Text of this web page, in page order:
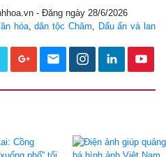
- Đăng ngày 28/6/2026
hóa,dân tộc Chăm, Dấu ấn và lan